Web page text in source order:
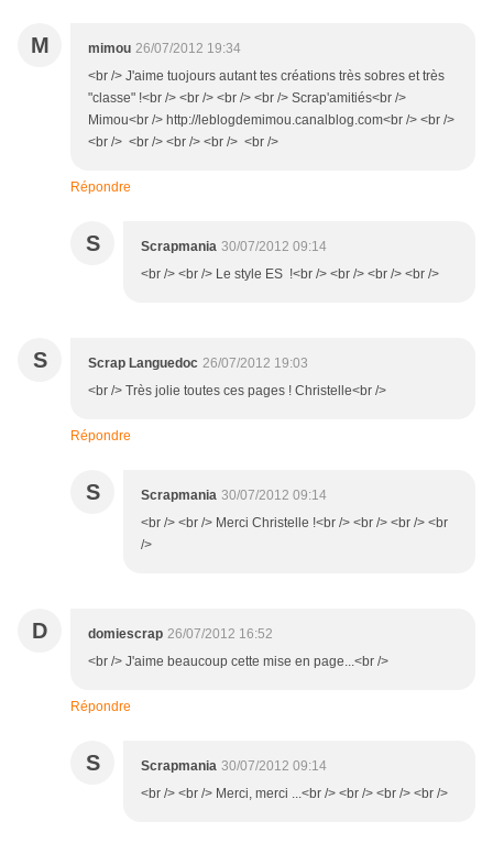
M mimou 26/07/2012 19:34
<br /> J'aime tuojours autant tes créations très sobres et très
"classe" !<br /> <br /> <br /> <br /> Scrap'amitiés<br />
Mimou<br /> http://leblogdemimou.canalblog.com<br /> <br />
<br /> <br /> <br /> <br /> <br />
Répondre
S Scrapmania 30/07/2012 09:14
<br /> <br /> Le style ES !<br /> <br /> <br /> <br />
S Scrap Languedoc 26/07/2012 19:03
<br /> Très jolie toutes ces pages ! Christelle<br />
Répondre
S Scrapmania 30/07/2012 09:14
<br /> <br /> Merci Christelle !<br /> <br /> <br /> <br
/>
D domiescrap 26/07/2012 16:52
<br /> J'aime beaucoup cette mise en page...<br />
Répondre
S Scrapmania 30/07/2012 09:14
<br /> <br /> Merci, merci ...<br /> <br /> <br /> <br />